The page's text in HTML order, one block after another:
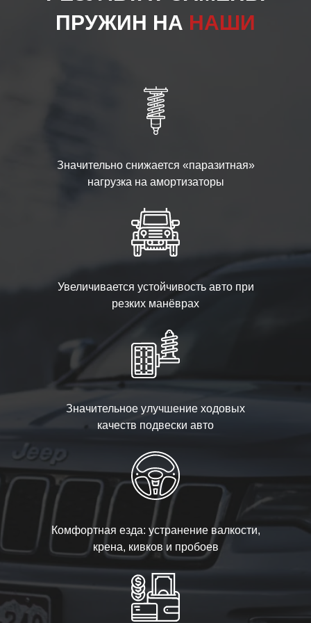
ПРУЖИН НА НАШИ
Значительно снижается «паразитная»
нагрузка на амортизаторы
Увеличивается устойчивость авто при
резких манёврах
Значительное улучшение ходовых
качеств подвески авто
Комфортная езда: устранение валкости,
крена, кивков и пробоев